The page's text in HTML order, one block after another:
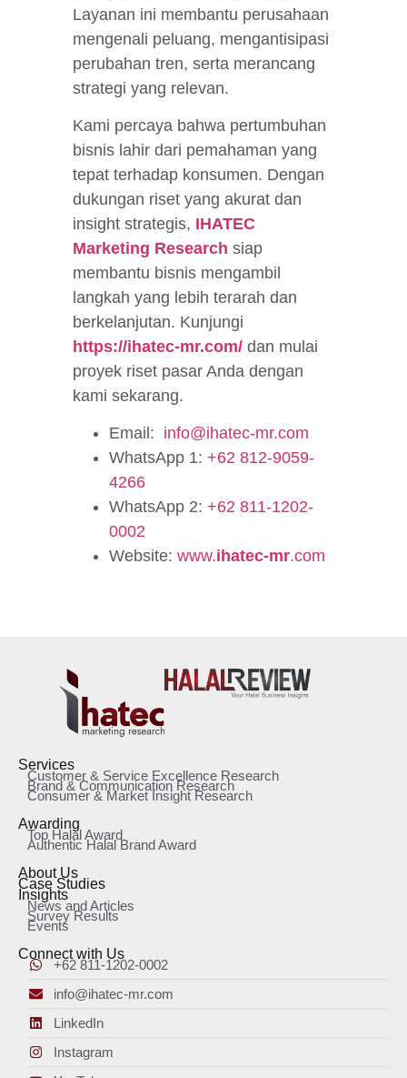
Layanan ini membantu perusahaan
mengenali peluang, mengantisipasi
perubahan tren, serta merancang
strategi yang relevan.
Kami percaya bahwa pertumbuhan
bisnis lahir dari pemahaman yang
tepat terhadap konsumen. Dengan
dukungan riset yang akurat dan
insight strategis, IHATEC
Marketing Research siap
membantu bisnis mengambil
langkah yang lebih terarah dan
berkelanjutan. Kunjungi
https://ihatec-mr.com/ dan mulai
proyek riset pasar Anda dengan
kami sekarang.
Email: info@ihatec-mr.com
WhatsApp 1: +62 812-9059-
4266
WhatsApp 2: +62 811-1202-
0002
Website: www.ihatec-mr.com
Services
Customer & Service Excellence Research
Brand & Communication Research
Consumer & Market Insight Research
Awarding
Top Halal Award
Authentic Halal Brand Award
About Us
Case Studies
Insights
News and Articles
Survey Results
Events
Connect with Us
+62 811-1202-0002
info@ihatec-mr.com
LinkedIn
Instagram